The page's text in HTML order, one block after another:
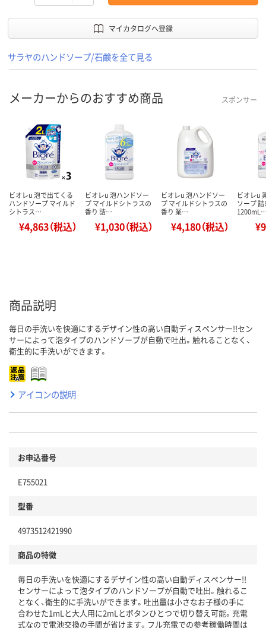
マイカタログへ登録
サラヤのハンドソープ/石鹸を全て見る
メーカーからのおすすめ商品 スポンサー
ビオレu 泡で出てくる
ハンドソープ マイルド
シトラス…
¥4,863（税込）
ビオレu 泡ハンドソー
プ マイルドシトラスの
香り 詰…
¥1,030（税込）
ビオレu 泡ハンドソー
プ マイルドシトラスの
香り 業…
¥4,180（税込）
ビオレu
ソープ
商品説明
毎日の手洗いを快適にするデザイン性の高い自動ディスペンサー!!セン
サーによって泡タイプのハンドソープが自動で吐出。触れることなく、
衛生的に手洗いができます。
アイコンの説明
お申込番号
E755021
型番
4973512421990
商品の特徴
毎日の手洗いを快適にするデザイン性の高い自動ディスペンサー!!
センサーによって泡タイプのハンドソープが自動で吐出。触れるこ
となく、衛生的に手洗いができます。吐出量は小さなお子様の手に
合わせた1mLと大人用に2mLとボタンひとつで切り替え可能。充電
式なので電池交換の手間が省けます。フル充電での参考稼働時間は